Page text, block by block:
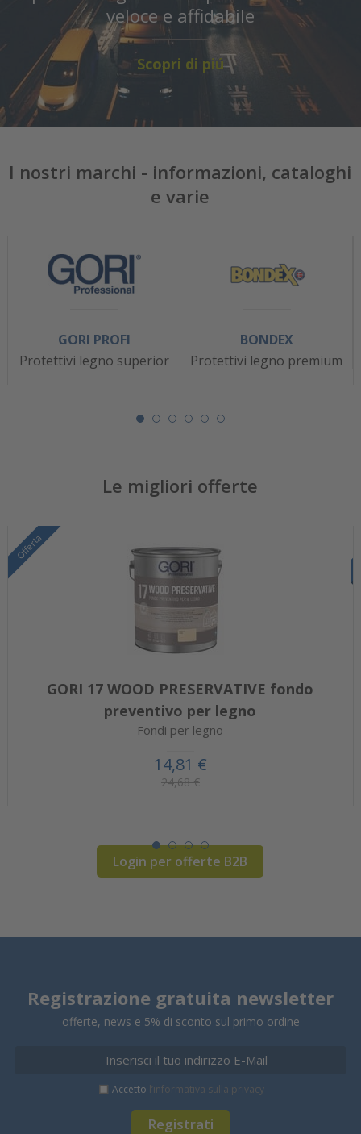
veloce e affidabile
Scopri di piú
I nostri marchi - informazioni, cataloghi
e varie
GORI PROFI
Protettivi legno superior
BONDEX
Protettivi legno premium
Le migliori offerte
Offerta
GORI 17 WOOD PRESERVATIVE fondo
preventivo per legno
Fondi per legno
14,81 €
24,68 €
Login per offerte B2B
Registrazione gratuita newsletter
offerte, news e 5% di sconto sul primo ordine
Registrati
Accetto l’informativa sulla privacy